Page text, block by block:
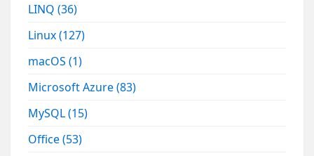
LINQ(36)
Linux(127)
macOS(1)
Microsoft Azure(83)
MySQL(15)
Office(53)